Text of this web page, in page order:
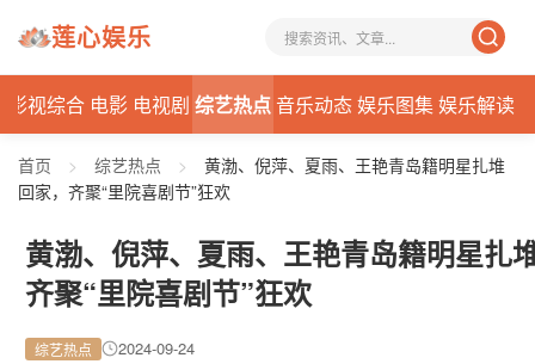
莲心娱乐
影视综合 电影 电视剧 综艺热点 音乐动态娱乐图集娱乐解读
首页 > 综艺热点 >
黄渤、倪萍、夏雨、王艳青岛籍明星扎堆
回家，齐聚“里院喜剧节”狂欢
黄渤、倪萍、夏雨、王艳青岛籍明星扎
齐聚“里院喜剧节”狂欢
综艺热点 2024-09-24